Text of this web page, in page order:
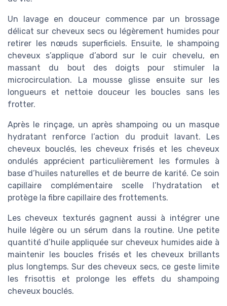
Un lavage en douceur commence par un brossage
délicat sur cheveux secs ou légèrement humides pour
retirer les nœuds superficiels. Ensuite, le shampoing
cheveux s’applique d’abord sur le cuir chevelu, en
massant du bout des doigts pour stimuler la
microcirculation. La mousse glisse ensuite sur les
longueurs et nettoie douceur les boucles sans les
frotter.
Après le rinçage, un après shampoing ou un masque
hydratant renforce l’action du produit lavant. Les
cheveux bouclés, les cheveux frisés et les cheveux
ondulés apprécient particulièrement les formules à
base d’huiles naturelles et de beurre de karité. Ce soin
capillaire complémentaire scelle l’hydratation et
protège la fibre capillaire des frottements.
Les cheveux texturés gagnent aussi à intégrer une
huile légère ou un sérum dans la routine. Une petite
quantité d’huile appliquée sur cheveux humides aide à
maintenir les boucles frisés et les cheveux brillants
plus longtemps. Sur des cheveux secs, ce geste limite
les frisottis et prolonge les effets du shampoing
cheveux bouclés.